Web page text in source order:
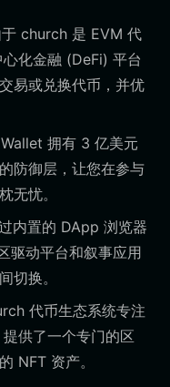
于 church 是 EVM 代
化金融 (DeFi) 平台
易或兑换代币，并优
拥有 3 亿美元
防御层，让您在参与
无忧。
内置的 DApp 浏览器
驱动平台和叙事应用
切换。
代币生态系统专注
供了一个专门的区
NFT 资产。